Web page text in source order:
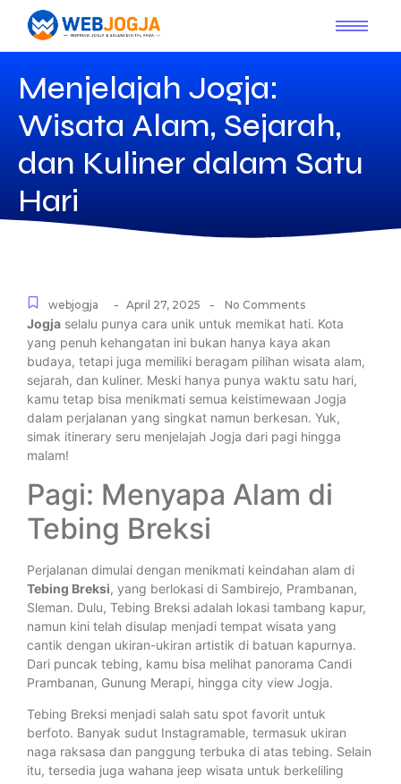
Menjelajah Jogja:
Wisata Alam, Sejarah,
dan Kuliner dalam Satu
Hari
webjogja - April 27, 2025 - No Comments
Jogja selalu punya cara unik untuk memikat hati. Kota
yang penuh kehangatan ini bukan hanya kaya akan
budaya, tetapi juga memiliki beragam pilihan wisata alam,
sejarah, dan kuliner. Meski hanya punya waktu satu hari,
kamu tetap bisa menikmati semua keistimewaan Jogja
dalam perjalanan yang singkat namun berkesan. Yuk,
simak itinerary seru menjelajah Jogja dari pagi hingga
malam!
Pagi: Menyapa Alam di
Tebing Breksi
Perjalanan dimulai dengan menikmati keindahan alam di
Tebing Breksi, yang berlokasi di Sambirejo, Prambanan,
Sleman. Dulu, Tebing Breksi adalah lokasi tambang kapur,
namun kini telah disulap menjadi tempat wisata yang
cantik dengan ukiran-ukiran artistik di batuan kapurnya.
Dari puncak tebing, kamu bisa melihat panorama Candi
Prambanan, Gunung Merapi, hingga city view Jogja.
Tebing Breksi menjadi salah satu spot favorit untuk
berfoto. Banyak sudut Instagramable, termasuk ukiran
naga raksasa dan panggung terbuka di atas tebing. Selain
itu, tersedia juga wahana jeep wisata untuk berkeliling